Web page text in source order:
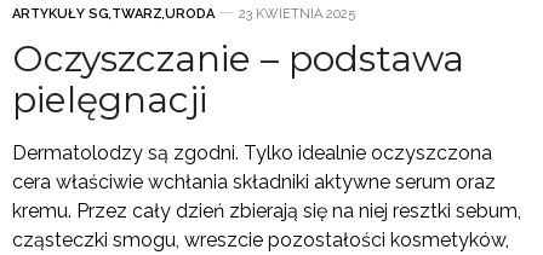
ARTYKUŁY SG,TWARZ,URODA 23 KWIETNIA 2025
Oczyszczanie – podstawa
pielęgnacji
Dermatolodzy są zgodni. Tylko idealnie oczyszczona
cera właściwie wchłania składniki aktywne serum oraz
kremu. Przez cały dzień zbierają się na niej resztki sebum,
cząsteczki smogu, wreszcie pozostałości kosmetyków,